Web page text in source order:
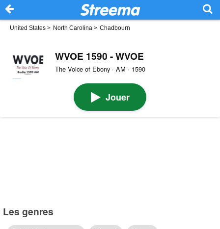
United States > North Carolina > Chadbourn
WVOE 1590 - WVOE
The Voice of Ebony · AM · 1590
Jouer
Les genres